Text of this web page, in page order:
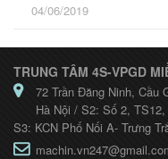
04/06/2019
TRUNG TÂM 4S-VPGD
72 Trần Đăng Ninh, Cầu
Hà Nội / S2: Số 2,
S3: KCN Phố Nối A- Trưng